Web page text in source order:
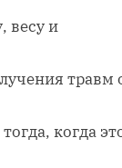
весу и
травм
когда